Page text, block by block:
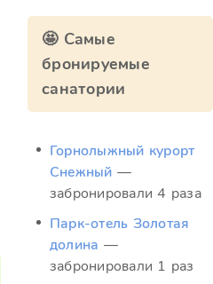
🤩 Самые
бронируемые
санатории
Горнолыжный курорт
Снежный —
забронировали 4 раза
Парк-отель Золотая
долина —
забронировали 1 раз